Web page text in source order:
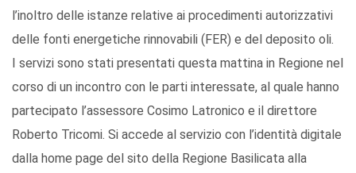
l’inoltro delle istanze relative ai procedimenti autorizzativi
delle fonti energetiche rinnovabili (FER) e del deposito oli.
I servizi sono stati presentati questa mattina in Regione nel
corso di un incontro con le parti interessate, al quale hanno
partecipato l’assessore Cosimo Latronico e il direttore
Roberto Tricomi. Si accede al servizio con l’identità digitale
dalla home page del sito della Regione Basilicata alla